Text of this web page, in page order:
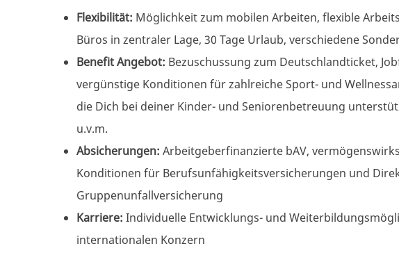
Flexibilität: Möglichkeit zum mobilen Arbeiten, flexible
Büros in zentraler Lage, 30 Tage Urlaub, verschiedene
Benefit Angebot: Bezuschussung zum Deutschlandticket,
vergünstige Konditionen für zahlreiche Sport- und
die Dich bei deiner Kinder- und Seniorenbetreuung
u.v.m.
Absicherungen: Arbeitgeberfinanzierte bAV,
Konditionen für Berufsunfähigkeitsversicherungen und
Gruppenunfallversicherung
Karriere: Individuelle Entwicklungs- und
internationalen Konzern